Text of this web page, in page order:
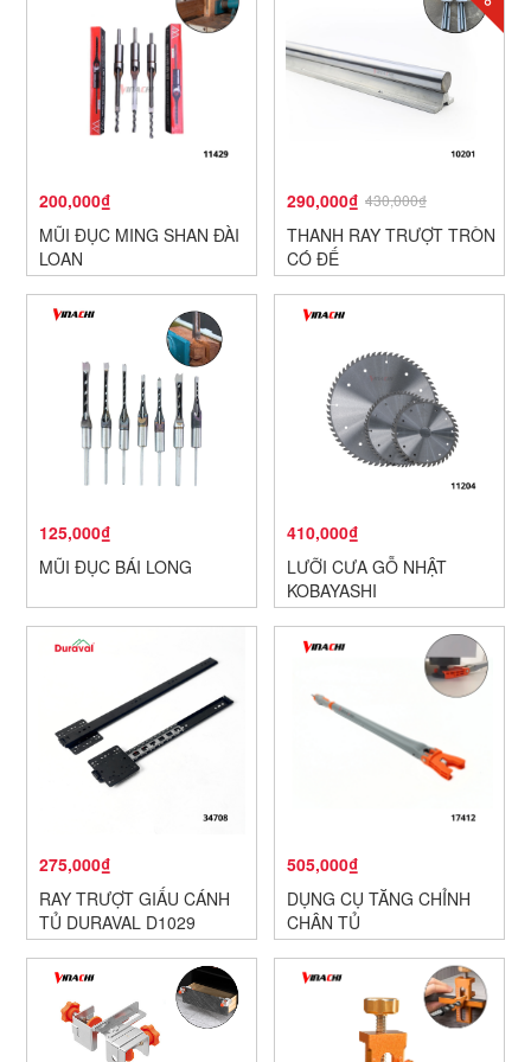
200,000₫
MŨI ĐỤC MING SHAN ĐÀI
LOAN
290,000₫ 430,000₫
THANH RAY TRƯỢT TRÒN
CÓ ĐẾ
125,000₫
MŨI ĐỤC BÁI LONG
410,000₫
LƯỠI CƯA GỖ NHẬT
KOBAYASHI
275,000₫
RAY TRƯỢT GIẤU CÁNH
TỦ DURAVAL D1029
505,000₫
DỤNG CỤ TĂNG CHỈNH
CHÂN TỦ